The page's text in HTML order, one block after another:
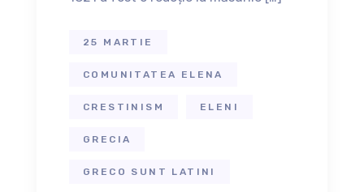
25 MARTIE
COMUNITATEA ELENA
CRESTINISM ELENI
GRECIA
GRECO SUNT LATINI